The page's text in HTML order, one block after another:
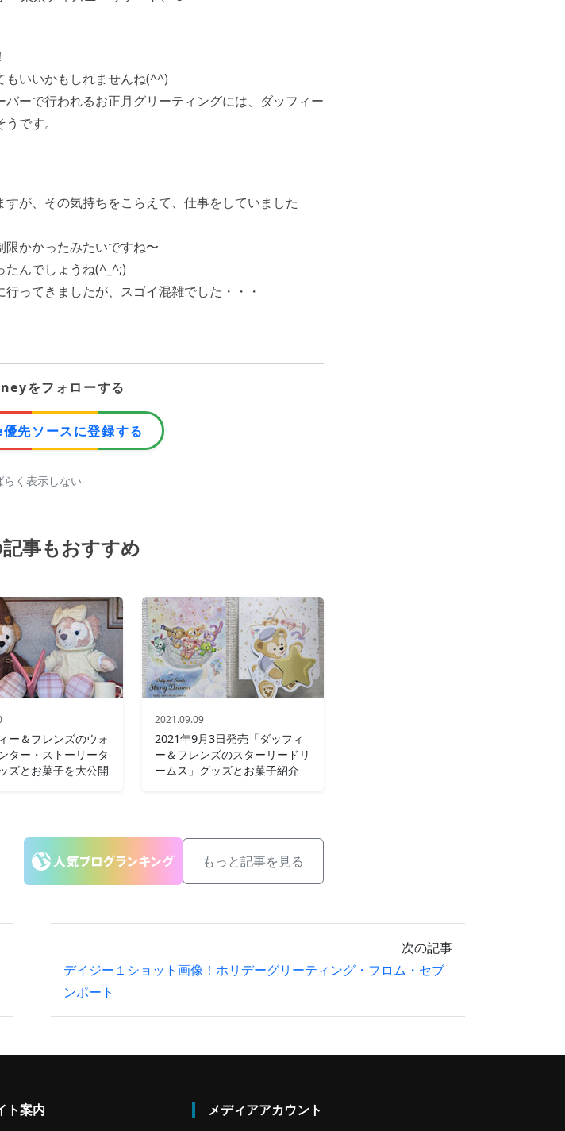
もいいかもしれませんね(^^)
ーで行われるお正月グリーティングには、ダッフィー
です。
が、その気持ちをこらえて、仕事をしていました
かかったみたいですね〜
たんでしょうね(^_^;)
ってきましたが、スゴイ混雑でした・・・
をフォローする
先ソースに登録する
らく表示しない
事もおすすめ
ー＆フレンズのウォ
ター・ストーリータ
ズとお菓子を大公開
2021.09.09
2021年9月3日発売「ダッフィ
ー＆フレンズのスターリードリ
ームス」グッズとお菓子紹介
もっと記事を見る
次の記事
デイジー１ショット画像！ホリデーグリーティング・フロム・セブ
ンポート
ト案内 メディアアカウント